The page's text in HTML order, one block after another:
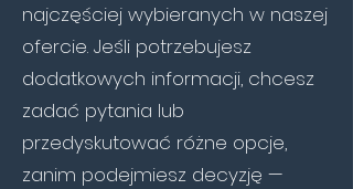
najczęściej wybieranych w naszej
ofercie. Jeśli potrzebujesz
dodatkowych informacji, chcesz
zadać pytania lub
przedyskutować różne opcje,
zanim podejmiesz decyzję —